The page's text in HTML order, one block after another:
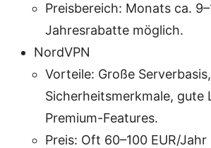
Preisbereich: Monats ca.
Jahresrabatte möglich.
NordVPN
Vorteile: Große
Sicherheitsmerkmale, gute
Premium-Features.
Preis: Oft 60–100 EUR/